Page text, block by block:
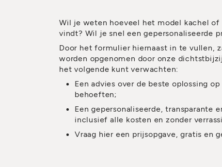
Wil je weten hoeveel het model kachel of
vindt? Wil je snel een gepersonaliseerde
Door het formulier hiernaast in te vullen,
worden opgenomen door onze
het volgende kunt verwachten:
Een advies over de beste oplossing
behoeften;
Een gepersonaliseerde, transparante
inclusief alle kosten en zonder
Vraag hier een prijsopgave, gratis en